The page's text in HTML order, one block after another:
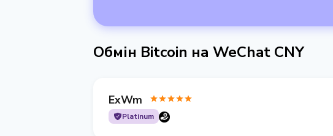
Обмін Bitcoin на WeChat CNY
ExWm
Platinum